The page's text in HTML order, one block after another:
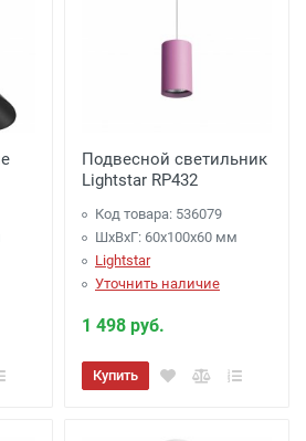
Подвесной светильник
Lightstar RP432
Код товара: 536079
ШхВхГ: 60x100x60 мм
Lightstar
Уточнить наличие
1 498 руб.
Купить